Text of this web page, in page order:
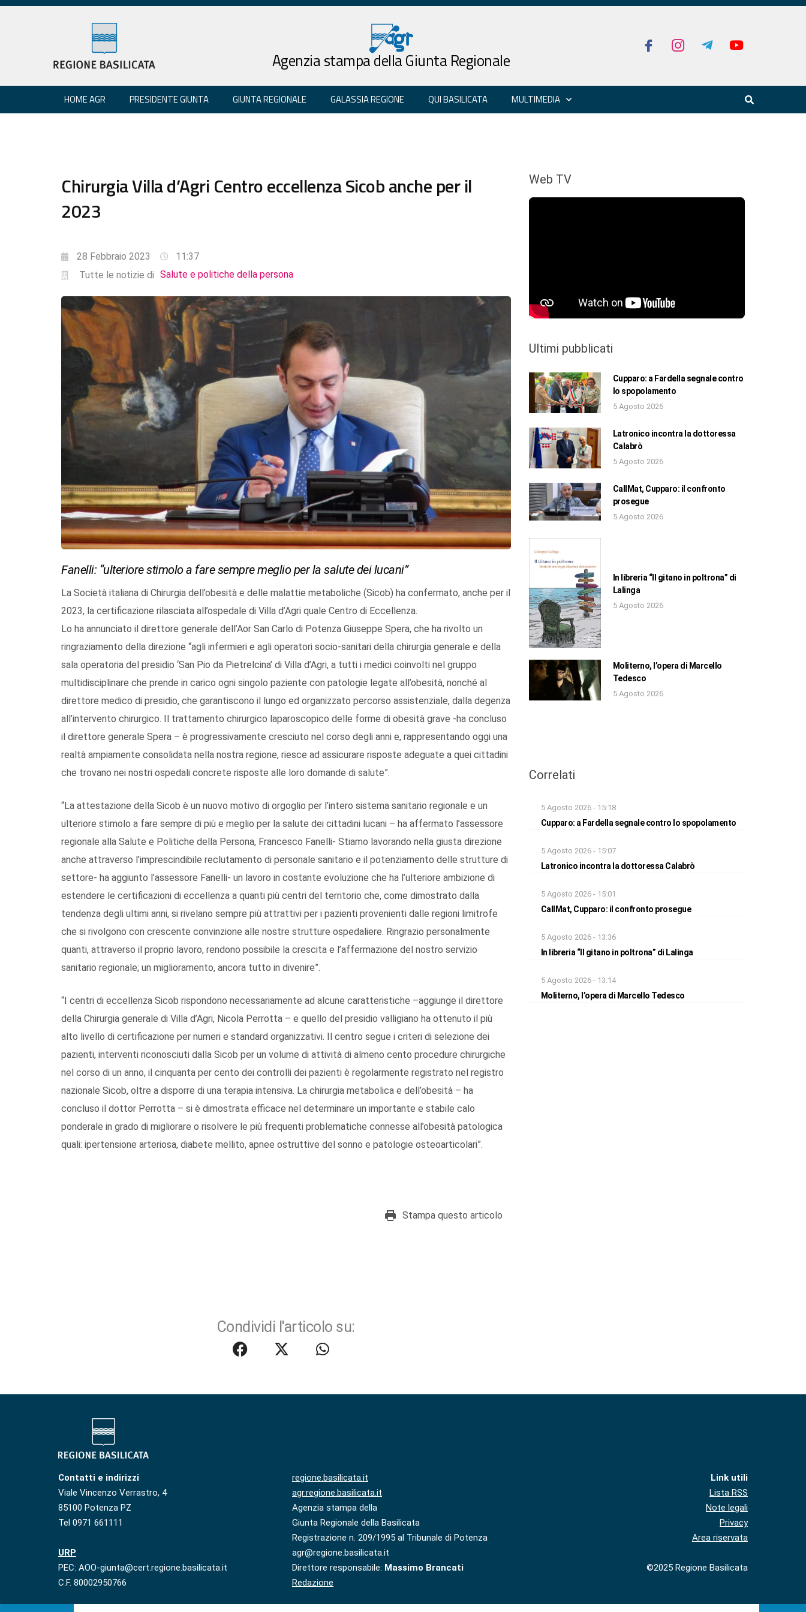
Agenzia stampa della Giunta Regionale
HOME AGR PRESIDENTE GIUNTA GIUNTA REGIONALE GALASSIA REGIONE QUI BASILICATA MULTIMEDIA
Chirurgia Villa d’Agri Centro eccellenza Sicob anche per il
2023
28 Febbraio 2023
11:37
Tutte le notizie di Salute e politiche della persona
Fanelli: “ulteriore stimolo a fare sempre meglio per la salute dei lucani”
La Società italiana di Chirurgia dell’obesità e delle malattie metaboliche (Sicob) ha confermato, anche per il
2023, la certificazione rilasciata all’ospedale di Villa d’Agri quale Centro di Eccellenza.
Lo ha annunciato il direttore generale dell’Aor San Carlo di Potenza Giuseppe Spera, che ha rivolto un
ringraziamento della direzione “agli infermieri e agli operatori socio-sanitari della chirurgia generale e della
sala operatoria del presidio ‘San Pio da Pietrelcina’ di Villa d’Agri, a tutti i medici coinvolti nel gruppo
multidisciplinare che prende in carico ogni singolo paziente con patologie legate all’obesità, nonché al
direttore medico di presidio, che garantiscono il lungo ed organizzato percorso assistenziale, dalla degenza
all’intervento chirurgico. Il trattamento chirurgico laparoscopico delle forme di obesità grave -ha concluso
il direttore generale Spera – è progressivamente cresciuto nel corso degli anni e, rappresentando oggi una
realtà ampiamente consolidata nella nostra regione, riesce ad assicurare risposte adeguate a quei cittadini
che trovano nei nostri ospedali concrete risposte alle loro domande di salute”.
“La attestazione della Sicob è un nuovo motivo di orgoglio per l’intero sistema sanitario regionale e un
ulteriore stimolo a fare sempre di più e meglio per la salute dei cittadini lucani – ha affermato l’assessore
regionale alla Salute e Politiche della Persona, Francesco Fanelli- Stiamo lavorando nella giusta direzione
anche attraverso l’imprescindibile reclutamento di personale sanitario e il potenziamento delle strutture di
settore- ha aggiunto l’assessore Fanelli- un lavoro in costante evoluzione che ha l’ulteriore ambizione di
estendere le certificazioni di eccellenza a quanti più centri del territorio che, come dimostrato dalla
tendenza degli ultimi anni, si rivelano sempre più attrattivi per i pazienti provenienti dalle regioni limitrofe
che si rivolgono con crescente convinzione alle nostre strutture ospedaliere. Ringrazio personalmente
quanti, attraverso il proprio lavoro, rendono possibile la crescita e l’affermazione del nostro servizio
sanitario regionale; un miglioramento, ancora tutto in divenire”.
“I centri di eccellenza Sicob rispondono necessariamente ad alcune caratteristiche –aggiunge il direttore
della Chirurgia generale di Villa d’Agri, Nicola Perrotta – e quello del presidio valligiano ha ottenuto il più
alto livello di certificazione per numeri e standard organizzativi. Il centro segue i criteri di selezione dei
pazienti, interventi riconosciuti dalla Sicob per un volume di attività di almeno cento procedure chirurgiche
nel corso di un anno, il cinquanta per cento dei controlli dei pazienti è regolarmente registrato nel registro
nazionale Sicob, oltre a disporre di una terapia intensiva. La chirurgia metabolica e dell’obesità – ha
concluso il dottor Perrotta – si è dimostrata efficace nel determinare un importante e stabile calo
ponderale in grado di migliorare o risolvere le più frequenti problematiche connesse all’obesità patologica
quali: ipertensione arteriosa, diabete mellito, apnee ostruttive del sonno e patologie osteoarticolari”.
Stampa questo articolo
Condividi l'articolo su:
Web TV
Ultimi pubblicati
Cupparo: a Fardella segnale contro
lo spopolamento
5 Agosto 2026
Latronico incontra la dottoressa
Calabrò
5 Agosto 2026
CallMat, Cupparo: il confronto
prosegue
5 Agosto 2026
In libreria “Il gitano in poltrona” di
Lalinga
5 Agosto 2026
Moliterno, l’opera di Marcello
Tedesco
5 Agosto 2026
Correlati
5 Agosto 2026 - 15:18
Cupparo: a Fardella segnale contro lo spopolamento
5 Agosto 2026 - 15:07
Latronico incontra la dottoressa Calabrò
5 Agosto 2026 - 15:01
CallMat, Cupparo: il confronto prosegue
5 Agosto 2026 - 13:36
In libreria “Il gitano in poltrona” di Lalinga
5 Agosto 2026 - 13:14
Moliterno, l’opera di Marcello Tedesco
Contatti e indirizzi
Viale Vincenzo Verrastro, 4
85100 Potenza PZ
Tel 0971 661111
URP
PEC: AOO-giunta@cert.regione.basilicata.it
C.F. 80002950766
regione.basilicata.it
agr.regione.basilicata.it
Agenzia stampa della
Giunta Regionale della Basilicata
Registrazione n. 209/1995 al Tribunale di Potenza
agr@regione.basilicata.it
Direttore responsabile: Massimo Brancati
Redazione
Link utili
Lista RSS
Note legali
Privacy
Area riservata
©2025 Regione Basilicata